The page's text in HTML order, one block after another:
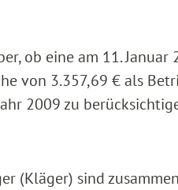
ob eine am 11.
von 3.357,69 € als
2009 zu
(Kläger) sind